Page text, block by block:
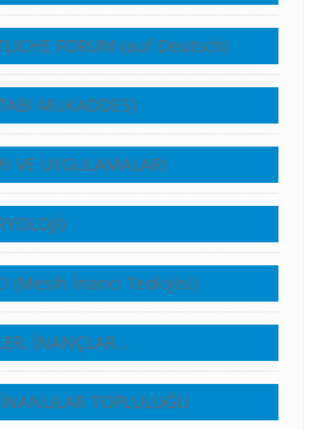
FORUM (auf Deutsch)
MUKADDES)
VE UYGULAMALARI
(Mesih İnancı Teolojisi)
İNANÇLAR…
TOPLULUĞU